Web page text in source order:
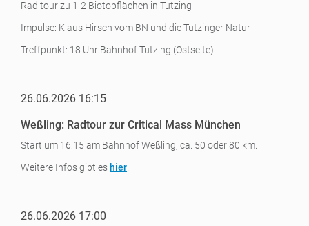
Radltour zu 1-2 Biotopflächen in Tutzing
Impulse: Klaus Hirsch vom BN und die Tutzinger Natur
Treffpunkt: 18 Uhr Bahnhof Tutzing (Ostseite)
26.06.2026 16:15
Weßling: Radtour zur Critical Mass München
Start um 16:15 am Bahnhof Weßling, ca. 50 oder 80 km.
Weitere Infos gibt es hier
26.06.2026 17:00